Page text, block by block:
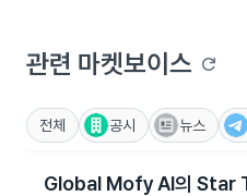
관련 마켓보이스 refresh
전체 공시 뉴스
Global Mofy AI의 Star